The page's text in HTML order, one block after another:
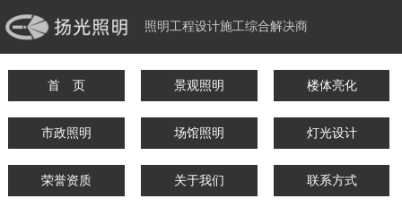
照明工程设计施工综合解决商
首 页 景观照明 楼体亮化
市政照明 场馆照明 灯光设计
荣誉资质 关于我们 联系方式